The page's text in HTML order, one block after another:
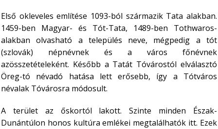
Első okleveles említése 1093-ból származik Tata alakban.
1459-ben Magyar- és Tót-Tata, 1489-ben Tothwaros-
alakban olvasható a település neve, mégpedig a tót
(szlovák) népnévnek és a város főnévnek
azösszetételeként. Később a Tatát Tóvárostól elválasztó
Öreg-tó névadó hatása lett erősebb, így a Tótváros
névalak Tóvárosra módosult.
A terület az őskortól lakott. Szinte minden Észak-
Dunántúlon honos kultúra emlékei megtalálhatók itt. Ezek